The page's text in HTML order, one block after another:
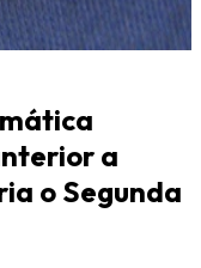
a
o Segunda